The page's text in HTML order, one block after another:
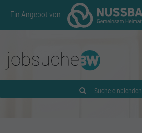
Ein Angebot von
Suche einblenden